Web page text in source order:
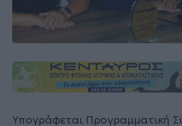
Υπογράφεται Προγραμματική